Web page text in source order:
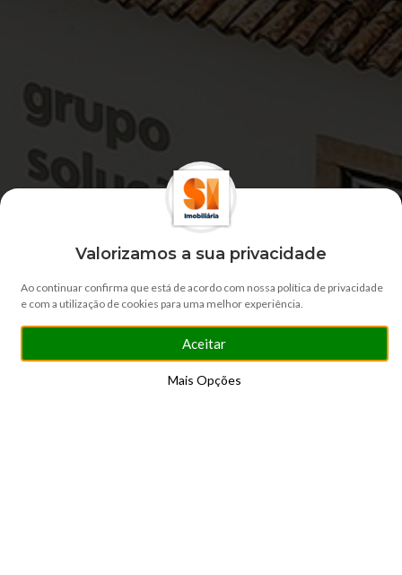
descubra a
SOLUÇÕES IDEAIS
Valorizamos a sua privacidade
Ao continuar confirma que está de acordo com nossa política de privacidade
e com a utilização de cookies para uma melhor experiência.
Aceitar
Mais Opções